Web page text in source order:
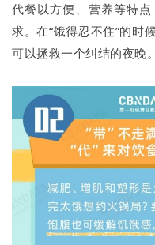
代餐以方便、营养等特
求。在“饿得忍不住”的时
可以拯救一个纠结的夜晚。